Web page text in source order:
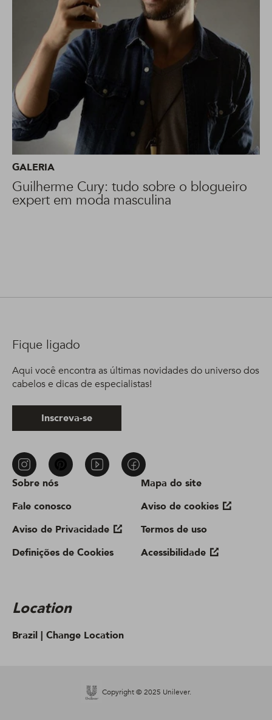
GALERIA
Guilherme Cury: tudo sobre o blogueiro
expert em moda masculina
Sobre nós
Fale conosco
Aviso de Privacidade
Definições de Cookies
Mapa do site
Aviso de cookies
Termos de uso
Acessibilidade
Location
Brazil | Change Location
Fique ligado
Aqui você encontra as últimas novidades do universo dos
cabelos e dicas de especialistas!
Inscreva-se
Copyright © 2025 Unilever.